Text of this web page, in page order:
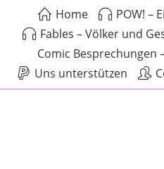
Home
POW! –
Fables – Völker und
Comic Besprechungen
Uns unterstützen